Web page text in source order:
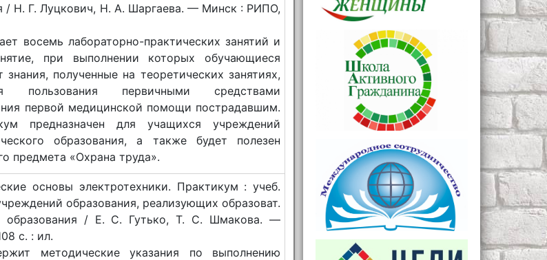
/ Н. Г. Луцкович, Н. А. Шаргаева. — Минск : РИПО,
восемь лабораторно-практических занятий и
при выполнении которых обучающиеся
знания, полученные на теоретических занятиях,
пользования первичными средствами
первой медицинской помощи пострадавшим.
предназначен для учащихся учреждений
образования, а также будет полезен
предмета «Охрана труда».
основы электротехники. Практикум : учеб.
образования, реализующих образоват.
образования / Е. С. Гутько, Т. С. Шмакова. —
с. : ил.
методические указания по выполнению